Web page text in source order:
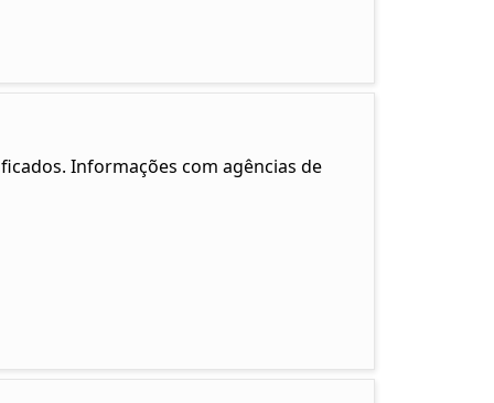
Informações com agências de